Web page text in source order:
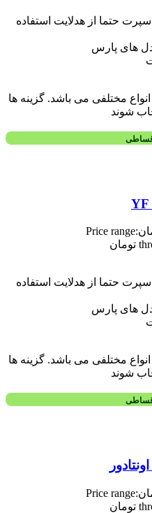
حتما از هدلایت استفاده
های پارس
مختلفی می باشد. گزینه ها
شوند
Price range:
حتما از هدلایت استفاده
های پارس
مختلفی می باشد. گزینه ها
شوند
Price range: